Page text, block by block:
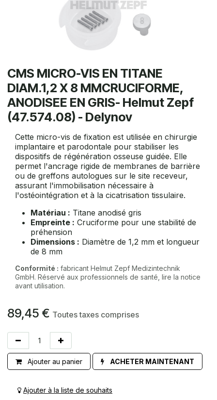
CMS MICRO-VIS EN TITANE
DIAM.1,2 X 8 MMCRUCIFORME,
ANODISEE EN GRIS- Helmut Zepf
(47.574.08) - Delynov
Cette micro-vis de fixation est utilisée en chirurgie
implantaire et parodontale pour stabiliser les
dispositifs de régénération osseuse guidée. Elle
permet l'ancrage rigide de membranes de barrière
ou de greffons autologues sur le site receveur,
assurant l'immobilisation nécessaire à
l'ostéointégration et à la cicatrisation tissulaire.
Matériau : Titane anodisé gris
Empreinte : Cruciforme pour une stabilité de
préhension
Dimensions : Diamètre de 1,2 mm et longueur
de 8 mm
Conformité : fabricant Helmut Zepf Medizintechnik
GmbH. Réservé aux professionnels de santé, lire la notice
avant utilisation.
89,45 € Toutes taxes comprises
Ajouter au panier ACHETER MAINTENANT
Ajouter à la liste de souhaits